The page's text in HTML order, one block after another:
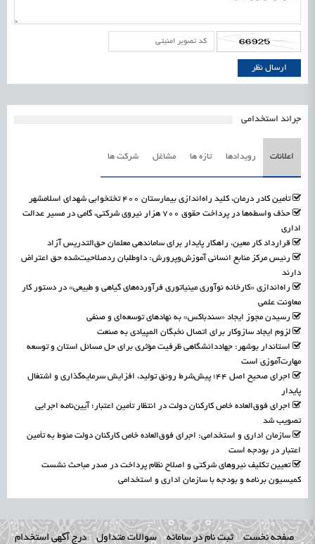
جرائد استخدامی
اعلانات رویدادها تازه ها مشاغل شرکت ها
تأمین کادر درمان، کلید راه‌اندازی بیمارستان ۴۰۰ تختخوابی شهدای اسلامشهر
حذف واسطه‌ها در پرداخت حقوق ۷۰۰ هزار نیروی شرکتی، گامی در مسیر عدالت
اداری
قرارداد کار معین، راهکار پایدار برای ساماندهی معلمان حق‌التدریس آزاد
رئیس مرکز منابع انسانی آموزش‌وپرورش: داوطلبان ردصلاحیت‌شده حق اعتراض
دارند
راه‌اندازی «کارخانه نوآوری مینیاتوری فرآورده‌های گیاهی و طبیعی» در دستور کار
معاونت علمی
رسیدن مجوز ایجاد «سندباکس» به نهادهای توسعه‌ای و صنفی
لزوم ایجاد سازوکار برای اتصال نخبگان المپیادی به صنعت
استاندار بوشهر: جهاددانشگاهی ظرفیت مؤثری برای حل مسائل استان و توسعه
مهارت‌آموزی است
اجرای صحیح اصل ۴۴؛ پیش‌شرط رونق تولید، افزایش سرمایه‌گذاری و اشتغال
پایدار
اجرای فوق‌العاده خاص کارکنان دولت در انتظار تأمین اعتبار؛ آیین‌نامه اجرایی
تصویب شد
سازمان اداری و استخدامی: اجرای فوق‌العاده خاص کارکنان دولت منوط به تأمین
اعتبار در بودجه است
تعیین تکلیف نیروهای شرکتی و اصلاح نظام پرداخت در صدر مباحث نشست
کمیسیون برنامه و بودجه با سازمان اداری و استخدامی
صفحه نخست ثبت نام در سامانه سوالات متداول
درج آگهی استخدام